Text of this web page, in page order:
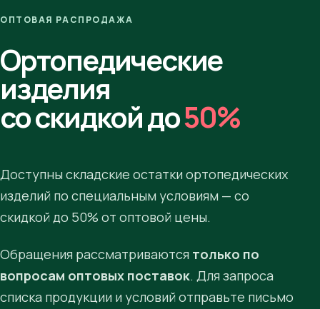
ОПТОВАЯ РАСПРОДАЖА
Ортопедические
изделия
со скидкой до50%
Доступны складские остатки ортопедических
изделий по специальным условиям — со
скидкой до 50% от оптовой цены.
Обращения рассматриваются только по
вопросам оптовых поставок. Для запроса
списка продукции и условий отправьте письмо